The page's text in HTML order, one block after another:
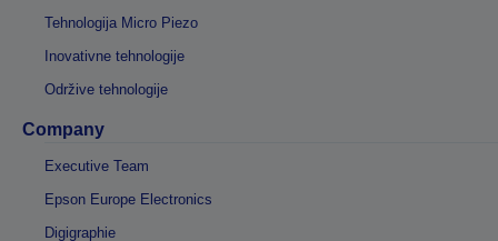
Tehnologija Micro Piezo
Inovativne tehnologije
Održive tehnologije
Company
Executive Team
Epson Europe Electronics
Digigraphie